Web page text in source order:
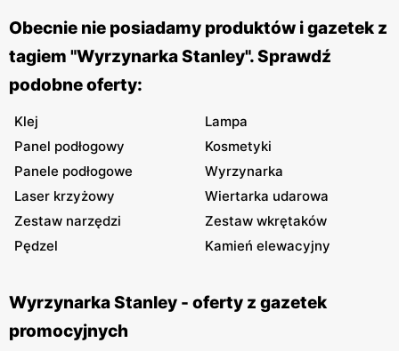
Obecnie nie posiadamy produktów i gazetek z
tagiem "Wyrzynarka Stanley". Sprawdź
podobne oferty:
Klej
Lampa
Panel podłogowy
Kosmetyki
Panele podłogowe
Wyrzynarka
Laser krzyżowy
Wiertarka udarowa
Zestaw narzędzi
Zestaw wkrętaków
Pędzel
Kamień elewacyjny
Wyrzynarka Stanley - oferty z gazetek
promocyjnych